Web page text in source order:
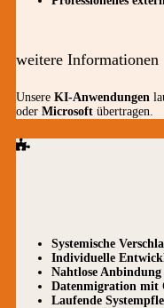
weitere Informationen
Unsere KI-Anwendungen
oder Microsoft übertragen.
Systemische
Individuelle
Nahtlose
Datenmigration mit
Laufende